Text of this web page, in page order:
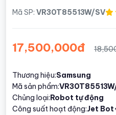
Mã SP: VR30T85513W/SV
17,500,000đ
Thương hiệu:Samsung
Mã sản phẩm:
Chủng loại: Robot tự động
Công suất hoạt động:Jet